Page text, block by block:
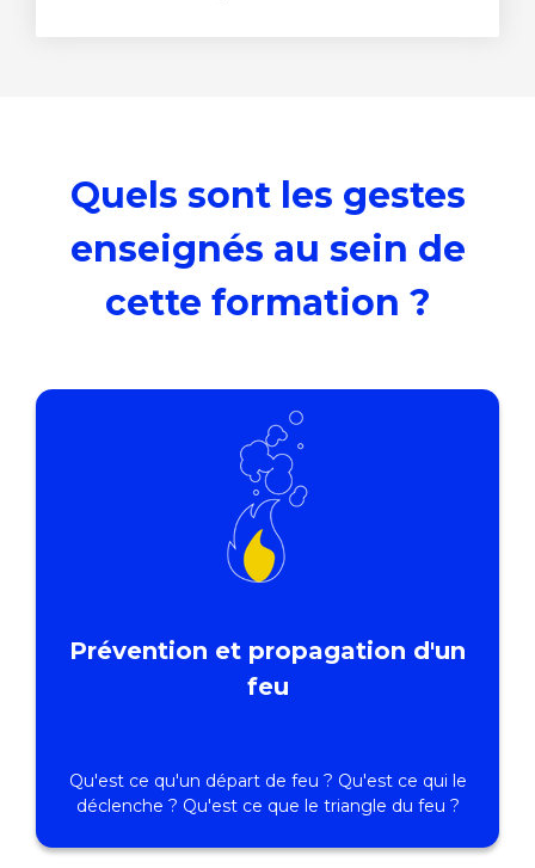
Quels sont les gestes
enseignés au sein de
cette formation ?
Prévention et propagation d'un
feu
Qu'est ce qu'un départ de feu ? Qu'est ce qui le
déclenche ? Qu'est ce que le triangle du feu ?